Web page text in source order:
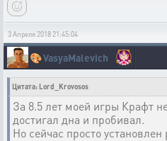
3 Апреля 2018 21:45:04
🎨VasyaMalevich
Цитата: Lord_Krovosos
За 8.5 лет моей игры Крафт
достигал дна и пробивал.
Но сейчас просто